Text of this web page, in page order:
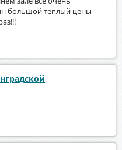
большой теплый цены